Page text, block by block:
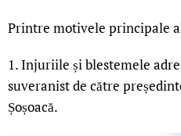
Printre motivele principale
1. Injuriile și blestemele
suveranist de către
Șoșoacă.